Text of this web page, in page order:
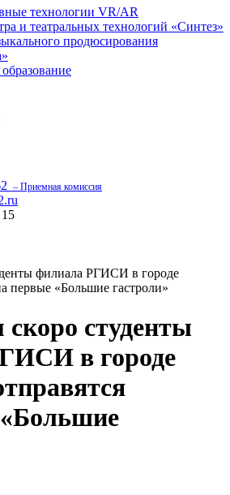
технологии VR/AR
и театральных технологий «Синтез»
продюсирования
– Приемная комиссия
филиала РГИСИ в городе
первые «Большие гастроли»
скоро студенты
в городе